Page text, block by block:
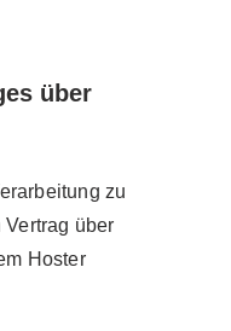
über
zu
über
Hoster